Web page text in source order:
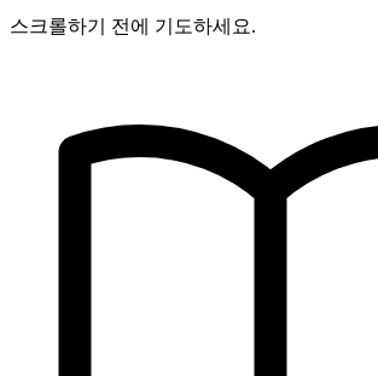
스크롤하기 전에 기도하세요.